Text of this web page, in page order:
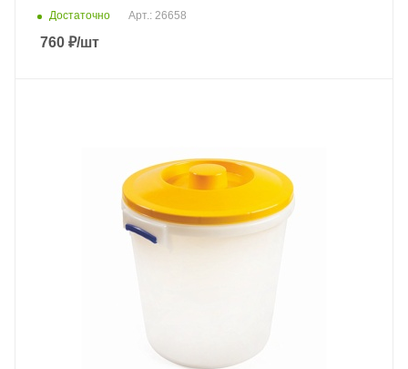
Достаточно Арт.: 26658
760 ₽/шт